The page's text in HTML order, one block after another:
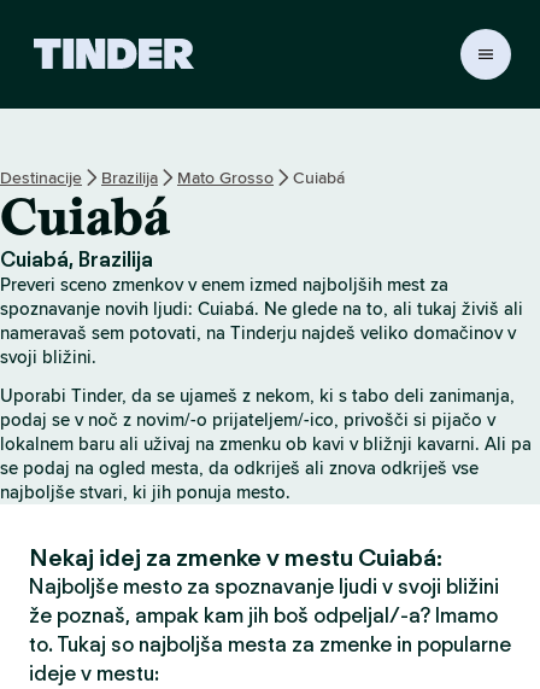
r
m
o
v
Destinacije Brazilija Mato Grosso Cuiabá
Cuiabá
Cuiabá, Brazilija
Preveri sceno zmenkov v enem izmed najboljših mest za
spoznavanje novih ljudi: Cuiabá. Ne glede na to, ali tukaj živiš ali
nameravaš sem potovati, na Tinderju najdeš veliko domačinov v
svoji bližini.
Uporabi Tinder, da se ujameš z nekom, ki s tabo deli zanimanja,
podaj se v noč z novim/-o prijateljem/-ico, privošči si pijačo v
lokalnem baru ali uživaj na zmenku ob kavi v bližnji kavarni. Ali pa
se podaj na ogled mesta, da odkriješ ali znova odkriješ vse
najboljše stvari, ki jih ponuja mesto.
Nekaj idej za zmenke v mestu Cuiabá:
Najboljše mesto za spoznavanje ljudi v svoji bližini
že poznaš, ampak kam jih boš odpeljal/-a? Imamo
to. Tukaj so najboljša mesta za zmenke in popularne
ideje v mestu: